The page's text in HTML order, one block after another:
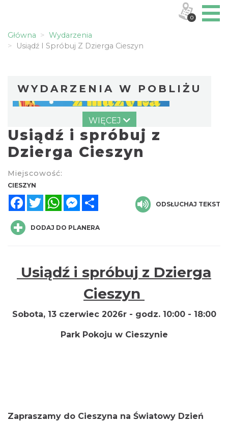
Główna
Wydarzenia
Usiądź I Spróbuj Z Dzierga Cieszyn
WYDARZENIA W POBLIŻU
Cieszyn
WIĘCEJ
Usiądź i spróbuj z
Dzierga Cieszyn
Miejscowość:
CIESZYN
FacebookTwitterWhatsAppMessenger
ODSŁUCHAJ TEKST
DODAJ DO PLANERA
Usiądź i spróbuj z Dzierga
Cieszyn
Sobota, 13 czerwiec 2026r - godz. 10:00 - 18:00
Park Pokoju w Cieszynie
Zapraszamy do Cieszyna na Światowy Dzień
0